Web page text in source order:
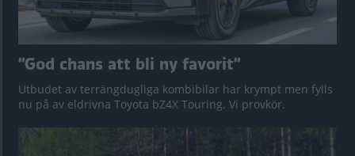
”God chans att bli ny favorit”
Utbudet av terrängdugliga kombibilar har krympt men fylls
nu på av eldrivna Toyota bZ4X Touring. Vi provkör.